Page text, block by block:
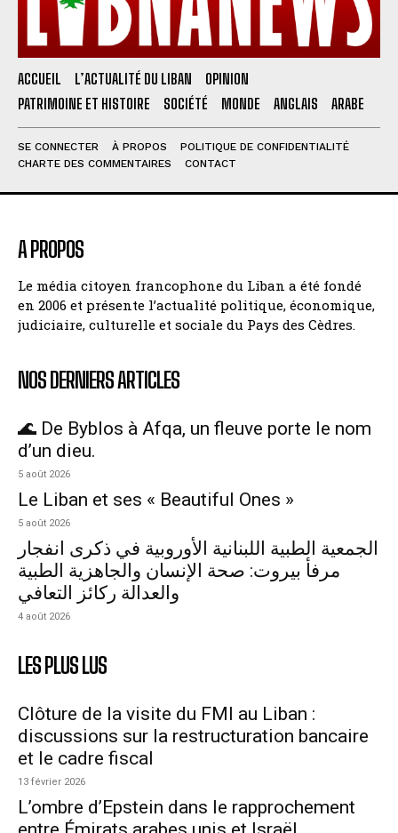
ACCUEIL L’ACTUALITÉ DU LIBAN
OPINION
PATRIMOINE ET HISTOIRE
SOCIÉTÉ MONDE ANGLAIS ARABE
SE CONNECTER À PROPOS
POLITIQUE DE CONFIDENTIALITÉ
CHARTE DES COMMENTAIRES
CONTACT
A PROPOS
Le média citoyen francophone du Liban a été fondé
en 2006 et présente l’actualité politique, économique,
judiciaire, culturelle et sociale du Pays des Cèdres.
NOS DERNIERS ARTICLES
🌊 De Byblos à Afqa, un fleuve porte le nom
d’un dieu.
5 août 2026
Le Liban et ses « Beautiful Ones »
5 août 2026
الجمعية الطبية اللبنانية الأوروبية في ذكرى انفجار
مرفأ بيروت: صحة الإنسان والجاهزية الطبية
والعدالة ركائز التعافي
4 août 2026
LES PLUS LUS
Clôture de la visite du FMI au Liban :
discussions sur la restructuration bancaire
et le cadre fiscal
13 février 2026
L’ombre d’Epstein dans le rapprochement